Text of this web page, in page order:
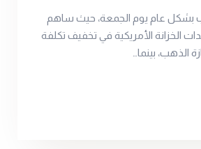
بشكل عام يوم الجمعة، حيث ساهم
الخزانة الأمريكية في تخفيف تكلفة
الذهب، بينما…